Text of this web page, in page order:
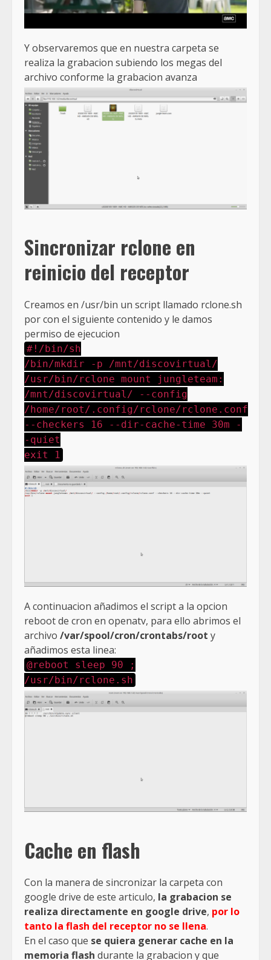
Y observaremos que en nuestra carpeta se
realiza la grabacion subiendo los megas del
archivo conforme la grabacion avanza
Sincronizar rclone en
reinicio del receptor
Creamos en /usr/bin un script llamado rclone.sh
por con el siguiente contenido y le damos
permiso de ejecucion
#!/bin/sh
/bin/mkdir -p /mnt/discovirtual/
/usr/bin/rclone mount jungleteam:
/mnt/discovirtual/ --config
/home/root/.config/rclone/rclone.conf
--checkers 16 --dir-cache-time 30m -
-quiet
exit 1
A continuacion añadimos el script a la opcion
reboot de cron en openatv, para ello abrimos el
archivo /var/spool/cron/crontabs/root y
añadimos esta linea:
@reboot sleep 90 ;
/usr/bin/rclone.sh
Cache en flash
Con la manera de sincronizar la carpeta con
google drive de este articulo, la grabacion se
realiza directamente en google drive, por lo
tanto la flash del receptor no se llena.
En el caso que se quiera generar cache en la
memoria flash durante la grabacion y que